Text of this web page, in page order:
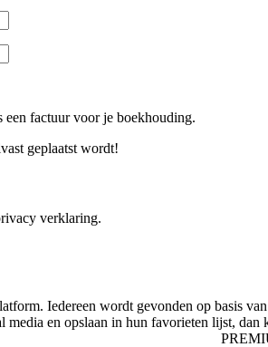
factuur voor je boekhouding.
geplaatst wordt!
verklaring.
Iedereen wordt gevonden op basis
en opslaan in hun favorieten lijst,